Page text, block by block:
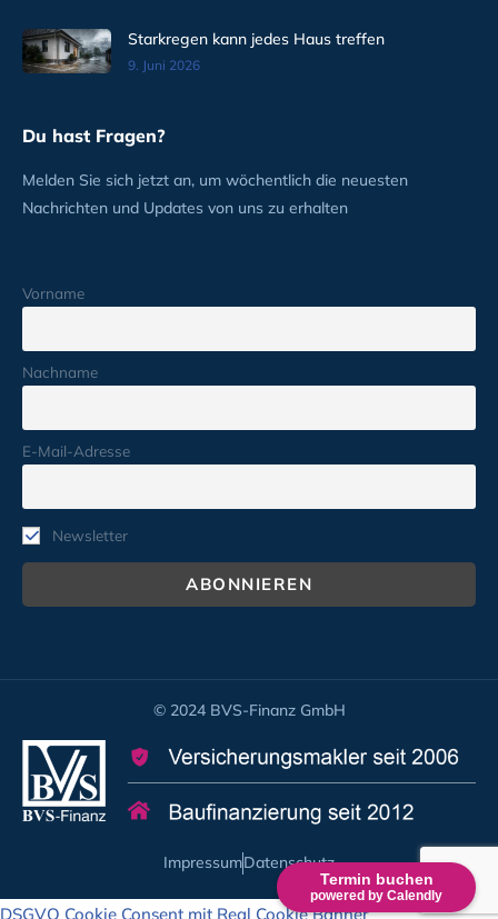
Termin buchen
powered by Calendly
Starkregen kann jedes Haus treffen
9. Juni 2026
Du hast Fragen?
Melden Sie sich jetzt an, um wöchentlich die neuesten
Nachrichten und Updates von uns zu erhalten
Vorname
Nachname
E-Mail-Adresse
Newsletter
© 2024 BVS-Finanz GmbH
ImpressumDatenschutz
DSGVO Cookie Consent mit Real Cookie Banner